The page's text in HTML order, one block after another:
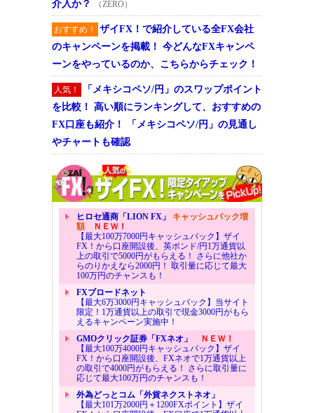
介入か？
（ZERO）
おすすめ！
ザイFX！で紹介している全FX会社
のキャンペーンを掲載！ 今どんなFXキャンペ
ーンをやっているのか、こちらからチェック！
人気！
「メキシコペソ/円」のスワップポイント
を比較！ 高い順にランキングして、おすすめの
FX口座も紹介！ 「メキシコペソ/円」の見通し
やチャートも確認
ヒロセ通商「LION FX」 キャッシュバック増
額ＮＥＷ！
【最大100万7000円キャッシュバック】ザイ
FX！から口座開設後、英ポンド/円1万通貨以
上の取引で5000円がもらえる！ さらに他社か
らのりかえなら2000円！ 取引量に応じて最大
100万円のチャンスも！
FXブロードネット
【最大6万3000円キャッシュバック】当サイト
限定！1万通貨以上の取引で現金3000円がもら
えるキャンペーン実施中！
GMOクリック証券「FXネオ」
ＮＥＷ！
【最大100万4000円キャッシュバック】ザイ
FX！から口座開設後、FXネオで1万通貨以上
の取引で4000円がもらえる！ さらに取引量に
応じて最大100万円のチャンスも！
外為どっとコム「外貨ネクストネオ」
【最大101万2000円＋1200FXポイント】ザイ